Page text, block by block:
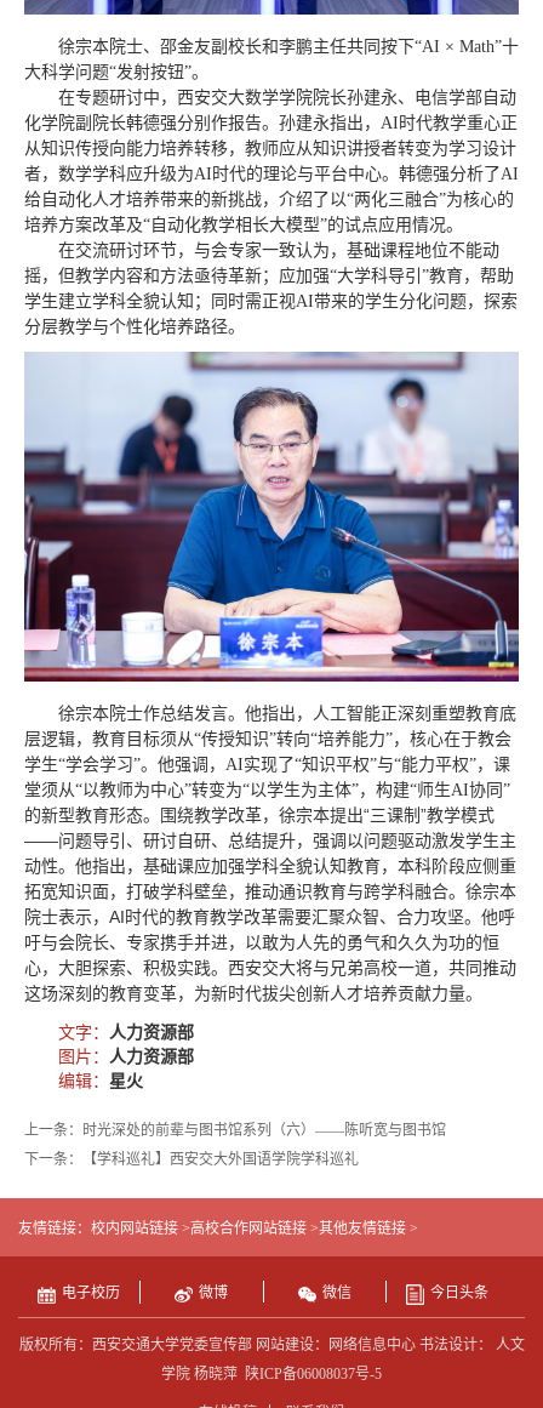
徐宗本院士、邵金友副校长和李鹏主任共同按下“AI × Math”十
大科学问题“发射按钮”。
在专题研讨中，西安交大数学学院院长孙建永、电信学部自动
化学院副院长韩德强分别作报告。孙建永指出，AI时代教学重心正
从知识传授向能力培养转移，教师应从知识讲授者转变为学习设计
者，数学学科应升级为AI时代的理论与平台中心。韩德强分析了AI
给自动化人才培养带来的新挑战，介绍了以“两化三融合”为核心的
培养方案改革及“自动化教学相长大模型”的试点应用情况。
在交流研讨环节，与会专家一致认为，基础课程地位不能动
摇，但教学内容和方法亟待革新；应加强“大学科导引”教育，帮助
学生建立学科全貌认知；同时需正视AI带来的学生分化问题，探索
分层教学与个性化培养路径。
徐宗本院士作总结发言。他指出，人工智能正深刻重塑教育底
层逻辑，教育目标须从“传授知识”转向“培养能力”，核心在于教会
学生“学会学习”。他强调，AI实现了“知识平权”与“能力平权”，课
堂须从“以教师为中心”转变为“以学生为主体”，构建“师生AI协同”
的新型教育形态。
围绕教学改革，徐宗本提出“三课制”教学模式
——问题导引、研讨自研、总结提升，强调以问题驱动激发学生主
动性。他指出，基础课应加强学科全貌认知教育，本科阶段应侧重
拓宽知识面，打破学科壁垒，推动通识教育与跨学科融合。 徐宗本
院士表示，AI时代的教育教学改革需要汇聚众智、合力攻坚。他呼
吁与会院长、专家携手并进，以敢为人先的勇气和久久为功的恒
心，大胆探索、积极实践。西安交大将与兄弟高校一道，共同推动
这场深刻的教育变革，为新时代拔尖创新人才培养贡献力量。
文字： 人力资源部
图片： 人力资源部
编辑： 星火
上一条：时光深处的前辈与图书馆系列（六）——陈听宽与图书馆
下一条：【学科巡礼】西安交大外国语学院学科巡礼
友情链接： 校内网站链接 >高校合作网站链接 >其他友情链接 >
电子校历 微博 微信 今日头条
版权所有：西安交通大学党委宣传部 网站建设：网络信息中心 书法设计： 人文
学院 杨晓萍 陕ICP备06008037号-5